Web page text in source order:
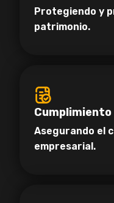
Protegiendo y
patrimonio.
Cumplimiento
Asegurando el
empresarial.